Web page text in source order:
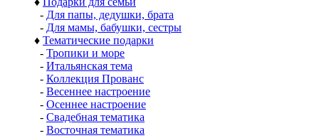
- Для папы, дедушки, брата
- Для мамы, бабушки, сестры
♦ Тематические подарки
- Тропики и море
- Итальянская тема
- Коллекция Прованс
- Весеннее настроение
- Осеннее настроение
- Свадебная тематика
- Восточная тематика